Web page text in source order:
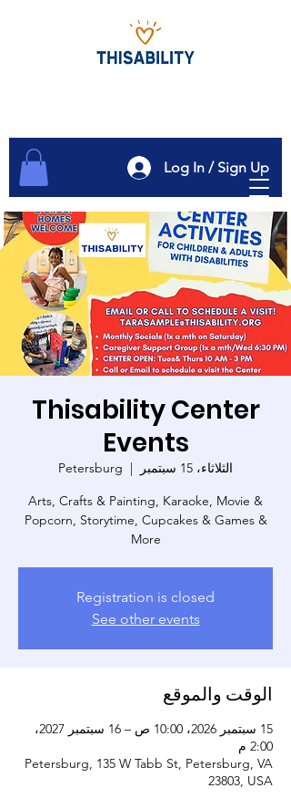
Log In / Sign Up
Thisability Center
Events
الثلاثاء، 15 سبتمبر
  |
Petersburg
Arts, Crafts & Painting, Karaoke, Movie &
Popcorn, Storytime, Cupcakes & Games &
More
Registration is closed
See other events
الوقت والموقع
15 سبتمبر 2026، 10:00 ص – 16 سبتمبر 2027،
2:00 م
Petersburg, 135 W Tabb St, Petersburg, VA
23803, USA